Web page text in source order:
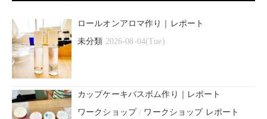
ロールオンアロマ作り｜レポート
未分類 2026-08-04(Tue)
カップケーキバスボム作り｜レポート
ワークショップ/ ワークショップ レポート